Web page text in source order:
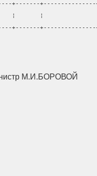
+-------+---------------
¦       ¦
+-------
М.И.БОРОВОЙ